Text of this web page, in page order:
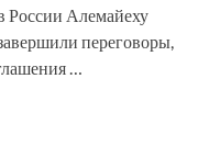
России Алемайеху
переговоры,
…